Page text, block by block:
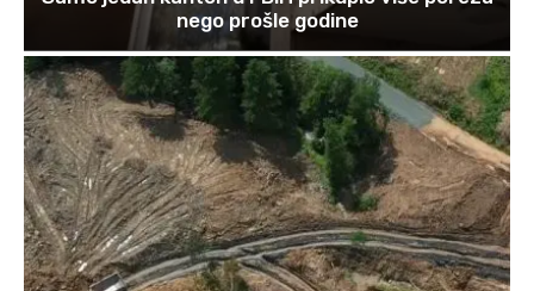
nego prošle godine